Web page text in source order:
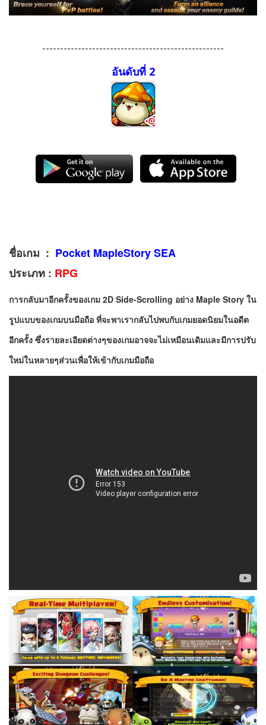
---------------------------------------------------
อันดับที่ 2
ชื่อเกม : Pocket MapleStory SEA
ประเภท : RPG
การกลับมาอีกครั้งของเกม 2D Side-Scrolling อย่าง Maple Story ใน
รูปแบบของเกมบนมือถือ ที่จะพาเรากลับไปพบกับเกมยอดนิยมในอดีต
อีกครั้ง ซึ่งรายละเอียดต่างๆของเกมอาจจะไม่เหมือนเดิมและมีการปรับ
ใหม่ในหลายๆส่วนเพื่อให้เข้ากับเกมมือถือ